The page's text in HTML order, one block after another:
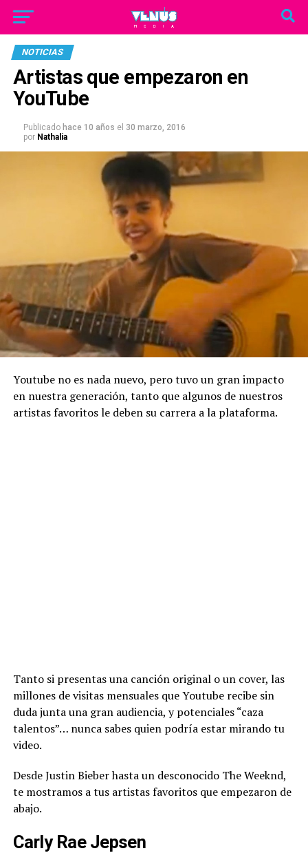
NOTICIAS
Artistas que empezaron en
YouTube
Publicado hace 10 años el 30 marzo, 2016
por Nathalia
Youtube no es nada nuevo, pero tuvo un gran impacto
en nuestra generación, tanto que algunos de nuestros
artistas favoritos le deben su carrera a la plataforma.
Tanto si presentas una canción original o un cover, las
millones de visitas mensuales que Youtube recibe sin
duda junta una gran audiencia, y potenciales “caza
talentos”… nunca sabes quien podría estar mirando tu
video.
Desde Justin Bieber hasta un desconocido The Weeknd,
te mostramos a tus artistas favoritos que empezaron de
abajo.
Carly Rae Jepsen